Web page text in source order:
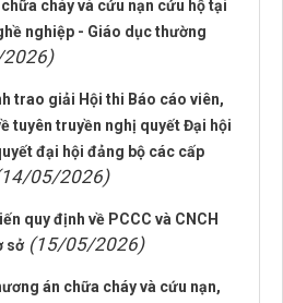
cháy và cứu nạn cứu hộ tại
nghiệp - Giáo dục thường
trao giải Hội thi Báo cáo viên,
tuyên truyền nghị quyết Đại hội
đại hội đảng bộ các cấp
05/2026)
quy định về PCCC và CNCH
sở (15/05/2026)
án chữa cháy và cứu nạn,